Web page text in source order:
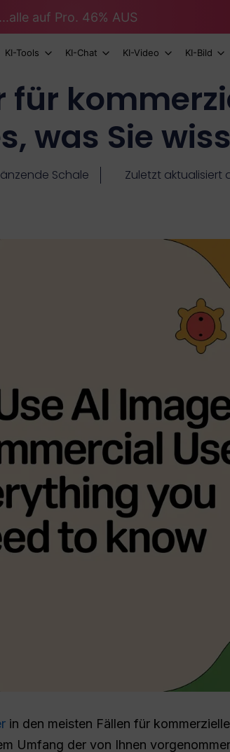
auf Pro. 46% AUS
KI-Tools KI-Chat KI-Video KI-Bild
für
was Sie
Schale Zuletzt aktualisiert
in den meisten Fällen für
Umfang der von Ihnen